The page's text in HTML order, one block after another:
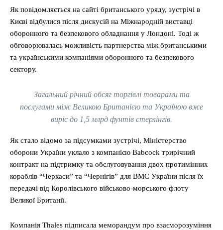
Як повідомляється на сайті британського уряду, зустрічі в
Києві відбулися після дискусій на Міжнародній виставці
оборонного та безпекового обладнання у Лондоні. Тоді ж
обговорювалась можливість партнерства між британськими
та українськими компаніями оборонного та безпекового
сектору.
Загальний річний обсяг торгівлі товарами та
послугами між Великою Британією та Україною вже
виріс до 1,5 млрд фунтів стерлінгів.
Як стало відомо за підсумками зустрічі, Міністерство
оборони України уклало з компанією Babcock трирічний
контракт на підтримку та обслуговування двох протимінних
кораблів “Черкаси” та “Чернігів” для ВМС України після їх
передачі від Королівського військово-морського флоту
Великої Британії.
Компанія Thales підписала меморандум про взаєморозуміння